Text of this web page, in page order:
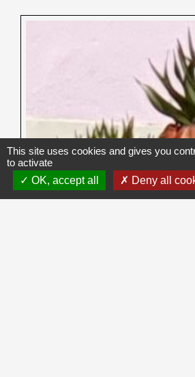
This site uses cookies and gives you
to activate
OK, accept all
Deny all